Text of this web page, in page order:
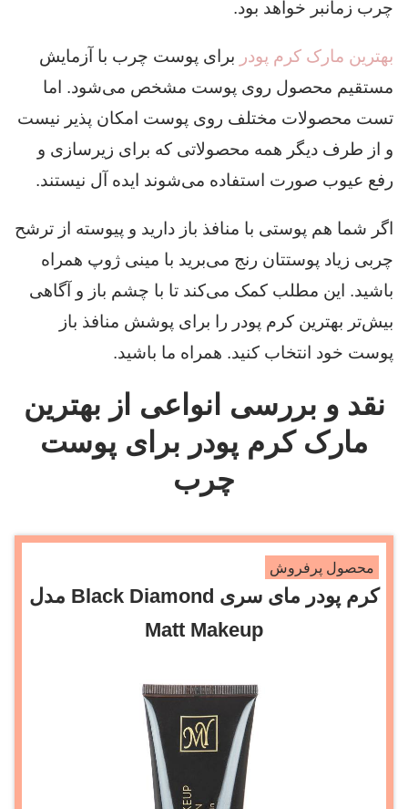
چرب زمانبر خواهد بود.
بهترین مارک کرم پودر برای پوست چرب با آزمایش
مستقیم محصول روی پوست مشخص می‌شود. اما
تست محصولات مختلف روی پوست امکان پذیر نیست
و از طرف دیگر همه محصولاتی که برای زیرسازی و
رفع عیوب صورت استفاده می‌شوند ایده آل نیستند.
اگر شما هم پوستی با منافذ باز دارید و پیوسته از ترشح
چربی زیاد پوستتان رنج می‌برید با مینی ژوپ همراه
باشید. این مطلب کمک می‌کند تا با چشم باز و آگاهی
بیش‌تر بهترین کرم پودر را برای پوشش منافذ باز
پوست خود انتخاب کنید. همراه ما باشید.
نقد و بررسی انواعی از بهترین
مارک کرم پودر برای پوست
چرب
محصول پرفروش
کرم پودر مای سری Black Diamond مدل
Matt Makeup